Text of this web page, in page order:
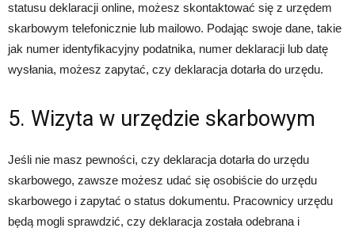
statusu deklaracji online, możesz skontaktować się z urzędem
skarbowym telefonicznie lub mailowo. Podając swoje dane, takie
jak numer identyfikacyjny podatnika, numer deklaracji lub datę
wysłania, możesz zapytać, czy deklaracja dotarła do urzędu.
5. Wizyta w urzędzie skarbowym
Jeśli nie masz pewności, czy deklaracja dotarła do urzędu
skarbowego, zawsze możesz udać się osobiście do urzędu
skarbowego i zapytać o status dokumentu. Pracownicy urzędu
będą mogli sprawdzić, czy deklaracja została odebrana i